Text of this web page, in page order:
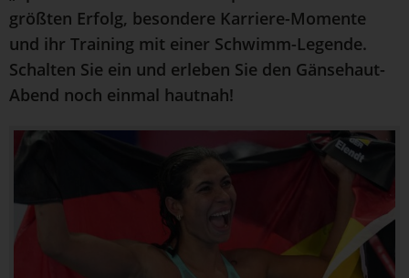
größten Erfolg, besondere Karriere-Momente
und ihr Training mit einer Schwimm-Legende.
Schalten Sie ein und erleben Sie den Gänsehaut-
Abend noch einmal hautnah!